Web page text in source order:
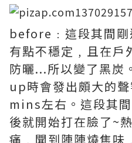
before﹕這段其間剛
有點不穩定﹐且在戶
防曬...所以變了黑
up時會發出頗大的
mins左右。這段其
後就開始打在臉了~
痛﹐聞到陣陣燒焦味